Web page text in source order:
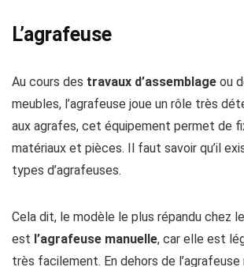
L’agrafeuse
Au cours des travaux d’assemblage ou
meubles, l’agrafeuse joue un rôle très
aux agrafes, cet équipement permet de
matériaux et pièces. Il faut savoir qu’il
types d’agrafeuses.
Cela dit, le modèle le plus répandu chez
est l’agrafeuse manuelle, car elle est
très facilement. En dehors de l’agrafeuse